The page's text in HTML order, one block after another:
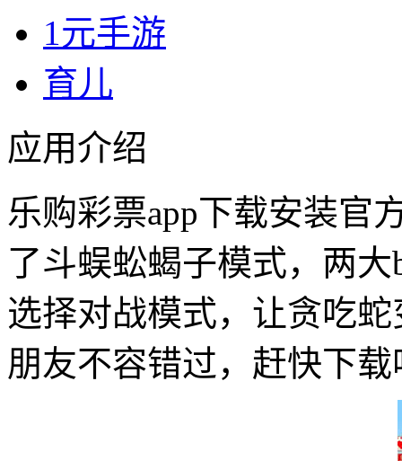
1元手游
育儿
应用介绍
乐购彩票app下载安装官
了斗蜈蚣蝎子模式，两
选择对战模式，让贪吃
朋友不容错过，赶快下载